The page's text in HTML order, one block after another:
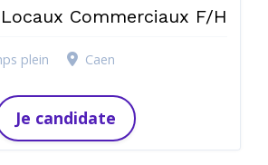
Commerciaux F/H
plein Caen
Je candidate